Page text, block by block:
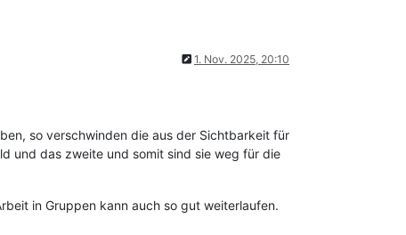
1. Nov. 2025, 20:10
so verschwinden die aus der Sichtbarkeit für
und das zweite und somit sind sie weg für die
in Gruppen kann auch so gut weiterlaufen.